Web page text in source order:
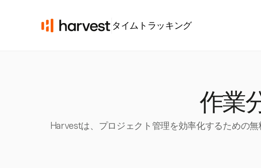
タイムトラッキング
作業
Harvestは、プロジェクト管理を効率化するための